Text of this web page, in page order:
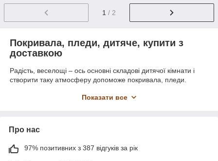
1 / 2
Покривала, пледи, дитяче, купити з
доставкою
Радість, веселощі – ось основні складові дитячої кімнати і
створити таку атмосферу допоможе покривала, пледи.
цей подарунок може стати самим, самим серед безлічі інших
підійдуть для ліжечок, колясок, виготовлені з бавовни, флісу і
дуже теплі, ніжні, комфортні і затишні. Вони гіпоалергенні і не
Показати все
Про нас
97% позитивних з 387 відгуків за рік